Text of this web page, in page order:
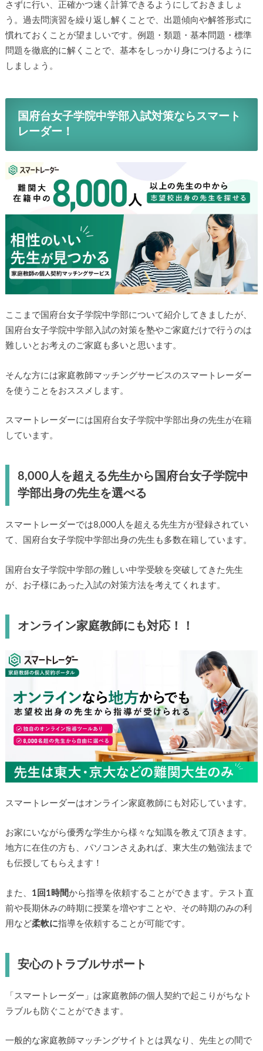
さずに行い、正確かつ速く計算できるようにしておきましょ
う。過去問演習を繰り返し解くことで、出題傾向や解答形式に
慣れておくことが望ましいです。例題・類題・基本問題・標準
問題を徹底的に解くことで、基本をしっかり身につけるように
しましょう。
国府台女子学院中学部入試対策ならスマート
レーダー！
ここまで国府台女子学院中学部について紹介してきましたが、
国府台女子学院中学部入試の対策を塾やご家庭だけで行うのは
難しいとお考えのご家庭も多いと思います。
そんな方には家庭教師マッチングサービスのスマートレーダー
を使うことをおススメします。
スマートレーダーには国府台女子学院中学部出身の先生が在籍
しています。
8,000人を超える先生から国府台女子学院中
学部出身の先生を選べる
スマートレーダーでは8,000人を超える先生方が登録されてい
て、国府台女子学院中学部出身の先生も多数在籍しています。
国府台女子学院中学部の難しい中学受験を突破してきた先生
が、お子様にあった入試の対策方法を考えてくれます。
オンライン家庭教師にも対応！！
スマートレーダーはオンライン家庭教師にも対応しています。
お家にいながら優秀な学生から様々な知識を教えて頂きます。
地方に在住の方も、パソコンさえあれば、東大生の勉強法まで
も伝授してもらえます！
また、 1回1時間から指導を依頼することができます。テスト直
前や長期休みの時期に授業を増やすことや、その時期のみの利
用など柔軟に指導を依頼することが可能です。
安心のトラブルサポート
「スマートレーダー」は家庭教師の個人契約で起こりがちなト
ラブルも防ぐことができます。
一般的な家庭教師マッチングサイトとは異なり、先生との間で